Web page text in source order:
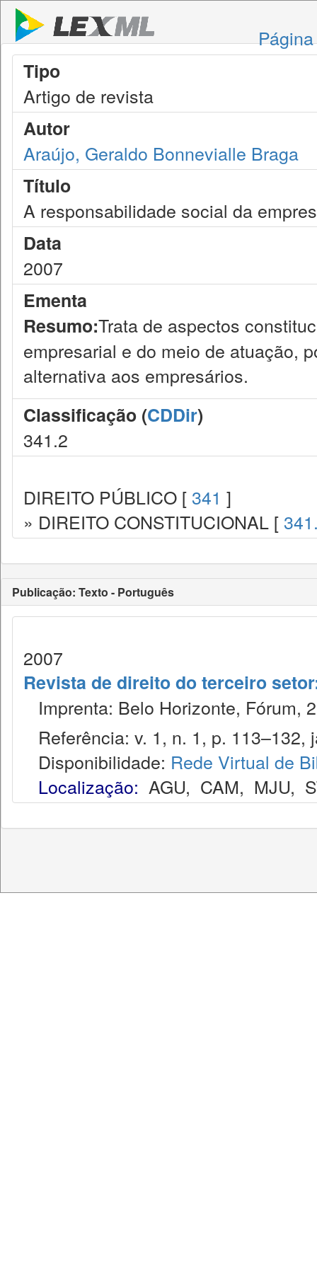
Tipo
Artigo de revista
Autor
Araújo, Geraldo Bonnevialle Braga
Título
A responsabilidade social da
Data
2007
Ementa
Resumo:Trata de aspectos
empresarial e do meio de atuação,
alternativa aos empresários.
Classificação (CDDir)
341.2
DIREITO PÚBLICO [ 341 ]
» DIREITO CONSTITUCIONAL [
Publicação: Texto - Português
2007
Revista de direito do terceiro
Imprenta: Belo Horizonte, Fórum,
Referência: v. 1, n. 1, p. 113–132,
Disponibilidade: Rede Virtual de
Localização: AGU, CAM, MJU,